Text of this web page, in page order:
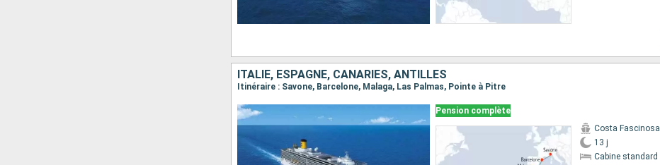
ITALIE, ESPAGNE, CANARIES, ANTILLES
Itinéraire : Savone, Barcelone, Malaga, Las Palmas, Pointe à Pitre
Pension complète
Costa Fascinosa
13 j
Cabine standard